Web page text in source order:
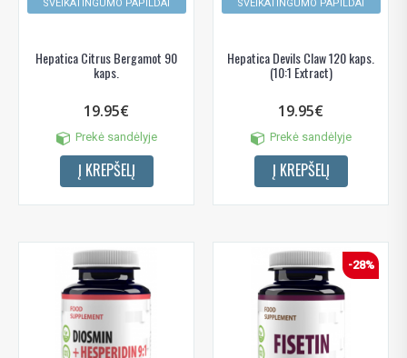
SVEIKATINGUMO PAPILDAI
Hepatica Citrus Bergamot 90
kaps.
19.95€
Prekė sandėlyje
Į KREPŠELĮ
SVEIKATINGUMO PAPILDAI
Hepatica Devils Claw 120 kaps.
(10:1 Extract)
19.95€
Prekė sandėlyje
Į KREPŠELĮ
-28%